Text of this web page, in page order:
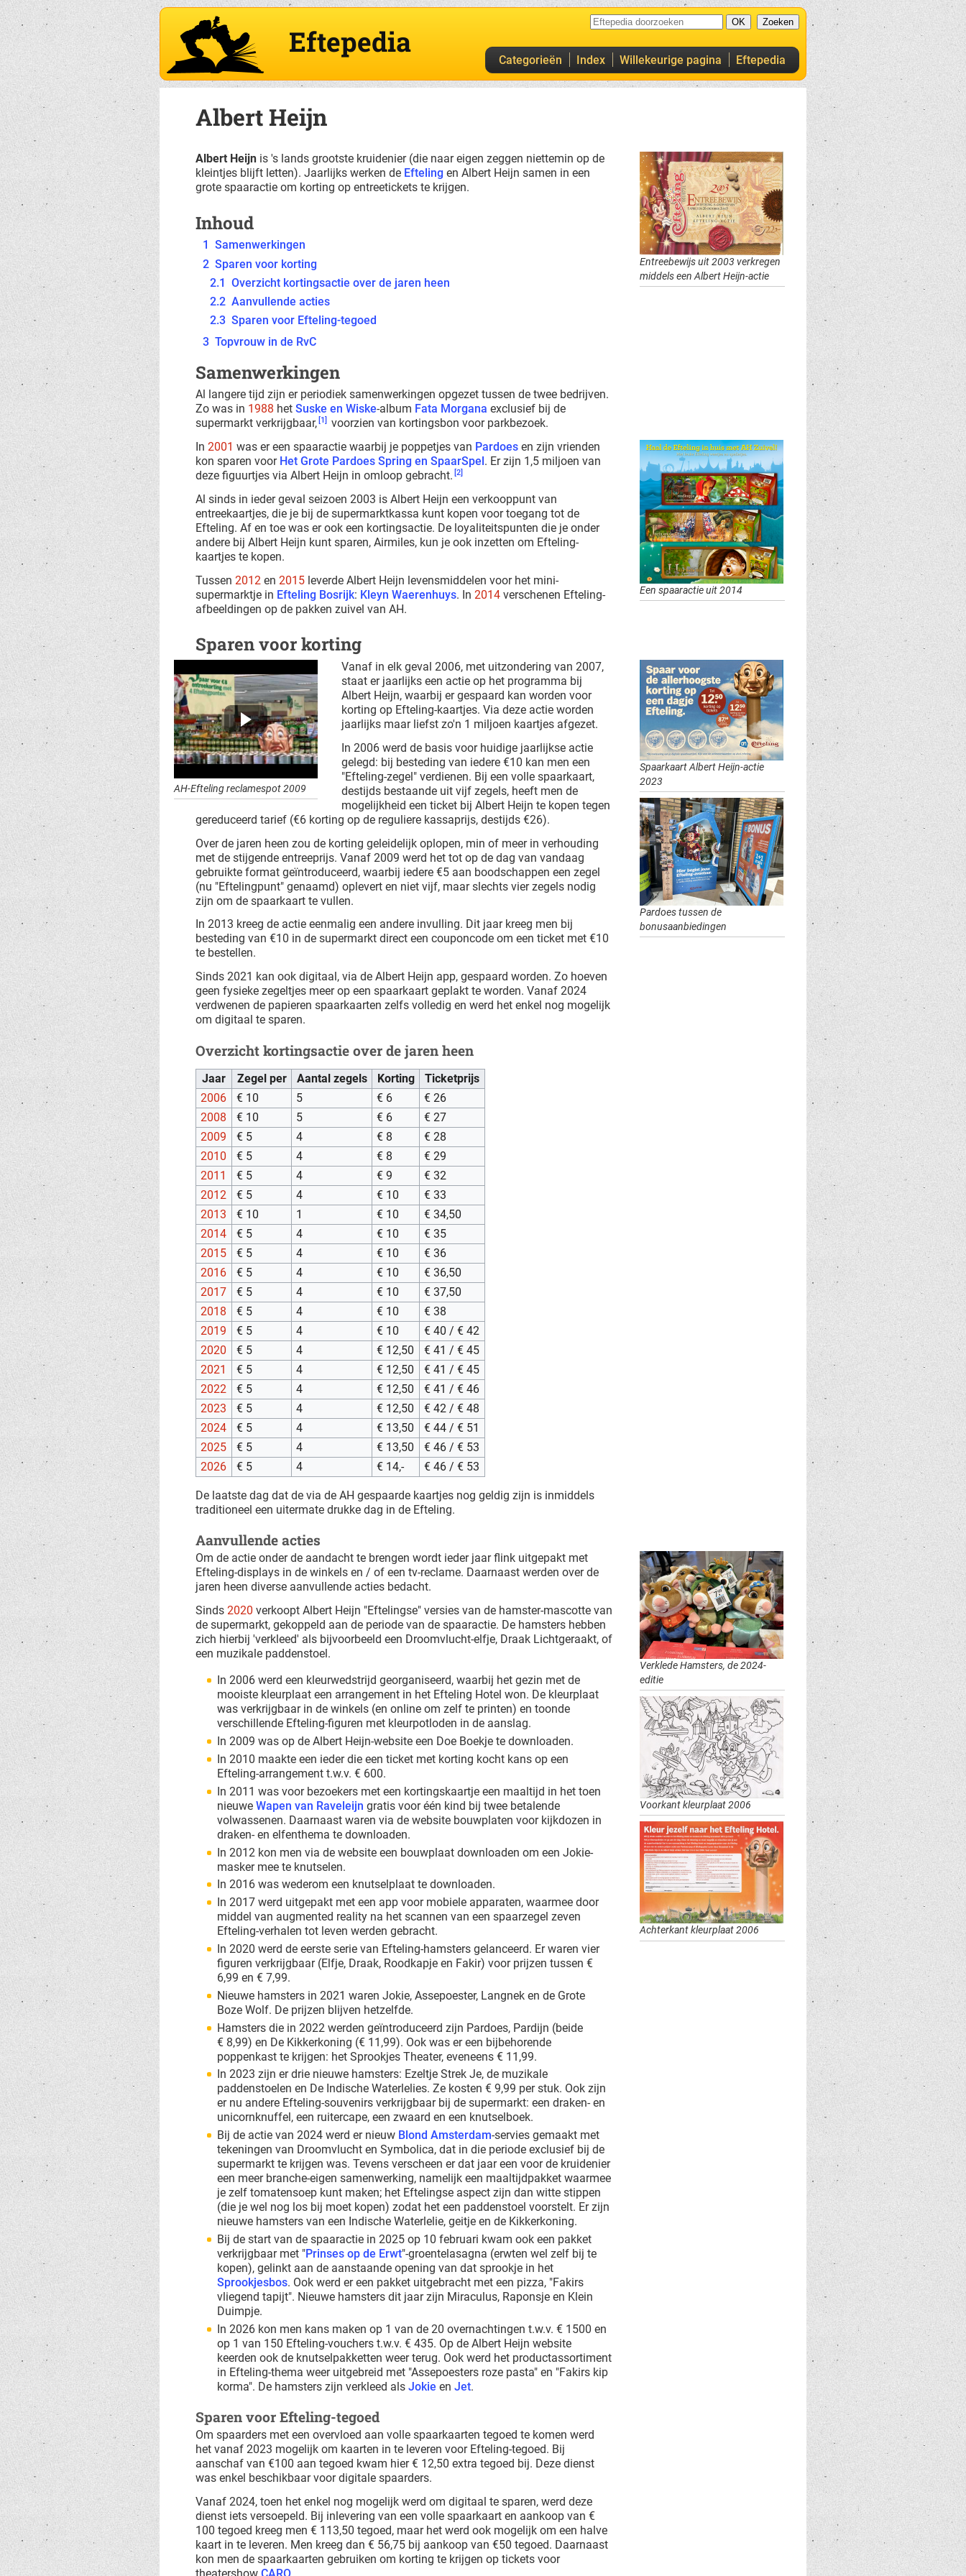
Eftepedia
Categorieën Index Willekeurige pagina Eftepedia
Albert Heijn
Entreebewijs uit 2003 verkregen
middels een Albert Heijn-actie
Albert Heijn is 's lands grootste kruidenier (die naar eigen zeggen niettemin op de
kleintjes blijft letten). Jaarlijks werken de Efteling en Albert Heijn samen in een
grote spaaractie om korting op entreetickets te krijgen.
Inhoud
1 Samenwerkingen
2 Sparen voor korting
2.1 Overzicht kortingsactie over de jaren heen
2.2 Aanvullende acties
2.3 Sparen voor Efteling-tegoed
3 Topvrouw in de RvC
Samenwerkingen
Al langere tijd zijn er periodiek samenwerkingen opgezet tussen de twee bedrijven.
Zo was in 1988 het Suske en Wiske-album Fata Morgana exclusief bij de
supermarkt verkrijgbaar, [1] voorzien van kortingsbon voor parkbezoek.
Een spaaractie uit 2014
In 2001 was er een spaaractie waarbij je poppetjes van Pardoes en zijn vrienden
kon sparen voor Het Grote Pardoes Spring en SpaarSpel. Er zijn 1,5 miljoen van
deze figuurtjes via Albert Heijn in omloop gebracht. [2]
Al sinds in ieder geval seizoen 2003 is Albert Heijn een verkooppunt van
entreekaartjes, die je bij de supermarktkassa kunt kopen voor toegang tot de
Efteling. Af en toe was er ook een kortingsactie. De loyaliteitspunten die je onder
andere bij Albert Heijn kunt sparen, Airmiles, kun je ook inzetten om Efteling-
kaartjes te kopen.
Tussen 2012 en 2015 leverde Albert Heijn levensmiddelen voor het mini-
supermarktje in Efteling Bosrijk: Kleyn Waerenhuys. In 2014 verschenen Efteling-
afbeeldingen op de pakken zuivel van AH.
Sparen voor korting
AH-Efteling reclamespot 2009
Spaarkaart Albert Heijn-actie
2023
Pardoes tussen de
bonusaanbiedingen
Vanaf in elk geval 2006, met uitzondering van 2007,
staat er jaarlijks een actie op het programma bij
Albert Heijn, waarbij er gespaard kan worden voor
korting op Efteling-kaartjes. Via deze actie worden
jaarlijks maar liefst zo'n 1 miljoen kaartjes afgezet.
In 2006 werd de basis voor huidige jaarlijkse actie
gelegd: bij besteding van iedere €10 kan men een
"Efteling-zegel" verdienen. Bij een volle spaarkaart,
destijds bestaande uit vijf zegels, heeft men de
mogelijkheid een ticket bij Albert Heijn te kopen tegen
gereduceerd tarief (€6 korting op de reguliere kassaprijs, destijds €26).
Over de jaren heen zou de korting geleidelijk oplopen, min of meer in verhouding
met de stijgende entreeprijs. Vanaf 2009 werd het tot op de dag van vandaag
gebruikte format geïntroduceerd, waarbij iedere €5 aan boodschappen een zegel
(nu "Eftelingpunt" genaamd) oplevert en niet vijf, maar slechts vier zegels nodig
zijn om de spaarkaart te vullen.
In 2013 kreeg de actie eenmalig een andere invulling. Dit jaar kreeg men bij
besteding van €10 in de supermarkt direct een couponcode om een ticket met €10
te bestellen.
Sinds 2021 kan ook digitaal, via de Albert Heijn app, gespaard worden. Zo hoeven
geen fysieke zegeltjes meer op een spaarkaart geplakt te worden. Vanaf 2024
verdwenen de papieren spaarkaarten zelfs volledig en werd het enkel nog mogelijk
om digitaal te sparen.
Overzicht kortingsactie over de jaren heen
Jaar Zegel per Aantal zegels Korting
Ticketprijs
2006
€ 10 5 € 6
€ 26
2008
€ 10 5 € 6
€ 27
2009
€ 5 4 € 8
€ 28
2010
€ 5 4 € 8
€ 29
2011
€ 5 4 € 9
€ 32
2012
€ 5 4 € 10
€ 33
2013
€ 10 1 € 10
€ 34,50
2014
€ 5 4 € 10
€ 35
2015
€ 5 4 € 10
€ 36
2016
€ 5 4 € 10
€ 36,50
2017
€ 5 4 € 10
€ 37,50
2018
€ 5 4 € 10
€ 38
2019
€ 5 4 € 10
€ 40 / € 42
2020
€ 5 4 € 12,50
€ 41 / € 45
2021
€ 5 4 € 12,50
€ 41 / € 45
2022
€ 5 4 € 12,50
€ 41 / € 46
2023
€ 5 4 € 12,50
€ 42 / € 48
2024
€ 5 4 € 13,50
€ 44 / € 51
2025
€ 5 4 € 13,50
€ 46 / € 53
2026
€ 5 4 € 14,- € 46 / € 53
De laatste dag dat de via de AH gespaarde kaartjes nog geldig zijn is inmiddels
traditioneel een uitermate drukke dag in de Efteling.
Aanvullende acties
Verklede Hamsters, de 2024-
editie
Om de actie onder de aandacht te brengen wordt ieder jaar flink uitgepakt met
Efteling-displays in de winkels en / of een tv-reclame. Daarnaast werden over de
jaren heen diverse aanvullende acties bedacht.
Sinds 2020 verkoopt Albert Heijn "Eftelingse" versies van de hamster-mascotte van
de supermarkt, gekoppeld aan de periode van de spaaractie. De hamsters hebben
zich hierbij 'verkleed' als bijvoorbeeld een Droomvlucht-elfje, Draak Lichtgeraakt, of
een muzikale paddenstoel.
Voorkant kleurplaat 2006
Achterkant kleurplaat 2006
In 2006 werd een kleurwedstrijd georganiseerd, waarbij het gezin met de
mooiste kleurplaat een arrangement in het Efteling Hotel won. De kleurplaat
was verkrijgbaar in de winkels (en online om zelf te printen) en toonde
verschillende Efteling-figuren met kleurpotloden in de aanslag.
In 2009 was op de Albert Heijn-website een Doe Boekje te downloaden.
In 2010 maakte een ieder die een ticket met korting kocht kans op een
Efteling-arrangement t.w.v. € 600.
In 2011 was voor bezoekers met een kortingskaartje een maaltijd in het toen
nieuweWapen van Raveleijn gratis voor één kind bij twee betalende
volwassenen. Daarnaast waren via de website bouwplaten voor kijkdozen in
draken- en elfenthema te downloaden.
In 2012 kon men via de website een bouwplaat downloaden om een Jokie-
masker mee te knutselen.
In 2016 was wederom een knutselplaat te downloaden.
In 2017 werd uitgepakt met een app voor mobiele apparaten, waarmee door
middel van augmented reality na het scannen van een spaarzegel zeven
Efteling-verhalen tot leven werden gebracht.
In 2020 werd de eerste serie van Efteling-hamsters gelanceerd. Er waren vier
figuren verkrijgbaar (Elfje, Draak, Roodkapje en Fakir) voor prijzen tussen €
6,99 en € 7,99.
Nieuwe hamsters in 2021 waren Jokie, Assepoester, Langnek en de Grote
Boze Wolf. De prijzen blijven hetzelfde.
Hamsters die in 2022 werden geïntroduceerd zijn Pardoes, Pardijn (beide
€ 8,99) en De Kikkerkoning (€ 11,99). Ook was er een bijbehorende
poppenkast te krijgen: het Sprookjes Theater, eveneens € 11,99.
In 2023 zijn er drie nieuwe hamsters: Ezeltje Strek Je, de muzikale
paddenstoelen en De Indische Waterlelies. Ze kosten € 9,99 per stuk. Ook zijn
er nu andere Efteling-souvenirs verkrijgbaar bij de supermarkt: een draken- en
unicornknuffel, een ruitercape, een zwaard en een knutselboek.
Bij de actie van 2024 werd er nieuw Blond Amsterdam-servies gemaakt met
tekeningen van Droomvlucht en Symbolica, dat in die periode exclusief bij de
supermarkt te krijgen was. Tevens verscheen er dat jaar een voor de kruidenier
een meer branche-eigen samenwerking, namelijk een maaltijdpakket waarmee
je zelf tomatensoep kunt maken; het Eftelingse aspect zijn dan witte stippen
(die je wel nog los bij moet kopen) zodat het een paddenstoel voorstelt. Er zijn
nieuwe hamsters van een Indische Waterlelie, geitje en de Kikkerkoning.
Bij de start van de spaaractie in 2025 op 10 februari kwam ook een pakket
verkrijgbaar met "Prinses op de Erwt"-groentelasagna (erwten wel zelf bij te
kopen), gelinkt aan de aanstaande opening van dat sprookje in het
Sprookjesbos. Ook werd er een pakket uitgebracht met een pizza, "Fakirs
vliegend tapijt". Nieuwe hamsters dit jaar zijn Miraculus, Raponsje en Klein
Duimpje.
In 2026 kon men kans maken op 1 van de 20 overnachtingen t.w.v. € 1500 en
op 1 van 150 Efteling-vouchers t.w.v. € 435. Op de Albert Heijn website
keerden ook de knutselpakketten weer terug. Ook werd het productassortiment
in Efteling-thema weer uitgebreid met "Assepoesters roze pasta" en "Fakirs kip
korma". De hamsters zijn verkleed alsJokie enJet.
Sparen voor Efteling-tegoed
Om spaarders met een overvloed aan volle spaarkaarten tegoed te komen werd
het vanaf 2023 mogelijk om kaarten in te leveren voor Efteling-tegoed. Bij
aanschaf van €100 aan tegoed kwam hier € 12,50 extra tegoed bij. Deze dienst
was enkel beschikbaar voor digitale spaarders.
Vanaf 2024, toen het enkel nog mogelijk werd om digitaal te sparen, werd deze
dienst iets versoepeld. Bij inlevering van een volle spaarkaart en aankoop van €
100 tegoed kreeg men € 113,50 tegoed, maar het werd ook mogelijk om een halve
kaart in te leveren. Men kreeg dan € 56,75 bij aankoop van €50 tegoed. Daarnaast
kon men de spaarkaarten gebruiken om korting te krijgen op tickets voor